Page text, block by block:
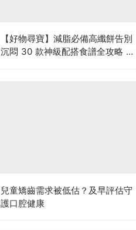
【好物尋寶】減脂必備高纖餅告別
沉悶 30 款神級配搭食譜全攻略 日
兒童矯齒需求被低估？及早評估守
護口腔健康